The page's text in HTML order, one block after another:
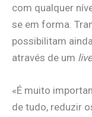
com qualquer
se em forma.
possibilitam
através de um
«É muito
de tudo, reduzir